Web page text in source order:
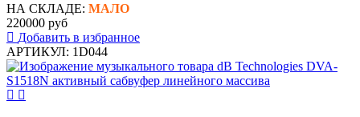
НА СКЛАДЕ: МАЛО
220000 руб
Добавить в избранное
АРТИКУЛ: 1D044